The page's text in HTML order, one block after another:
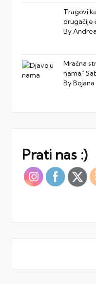
Tragovi
drugačije
By Andrea
Mračna
nama“
By Bojana
Prati nas :)